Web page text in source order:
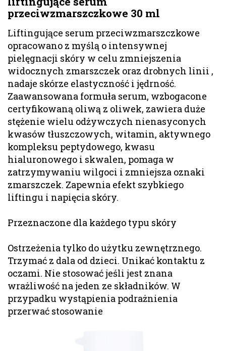
przeciwzmarszczkowe 30 ml
Liftingujące serum przeciwzmarszczkowe
opracowano z myślą o intensywnej
pielęgnacji skóry w celu zmniejszenia
widocznych zmarszczek oraz drobnych linii ,
nadaje skórze elastyczność i jędrność.
Zaawansowana formuła serum, wzbogacone
certyfikowaną oliwą z oliwek, zawiera duże
stężenie wielu odżywczych nienasyconych
kwasów tłuszczowych, witamin, aktywnego
kompleksu peptydowego, kwasu
hialuronowego i skwalen, pomaga w
zatrzymywaniu wilgoci i zmniejsza oznaki
zmarszczek. Zapewnia efekt szybkiego
liftingu i napięcia skóry.
Przeznaczone dla każdego typu skóry
Ostrzeżenia tylko do użytku zewnętrznego.
Trzymać z dala od dzieci. Unikać kontaktu z
oczami. Nie stosować jeśli jest znana
wrażliwość na jeden ze składników. W
przypadku wystąpienia podrażnienia
przerwać stosowanie